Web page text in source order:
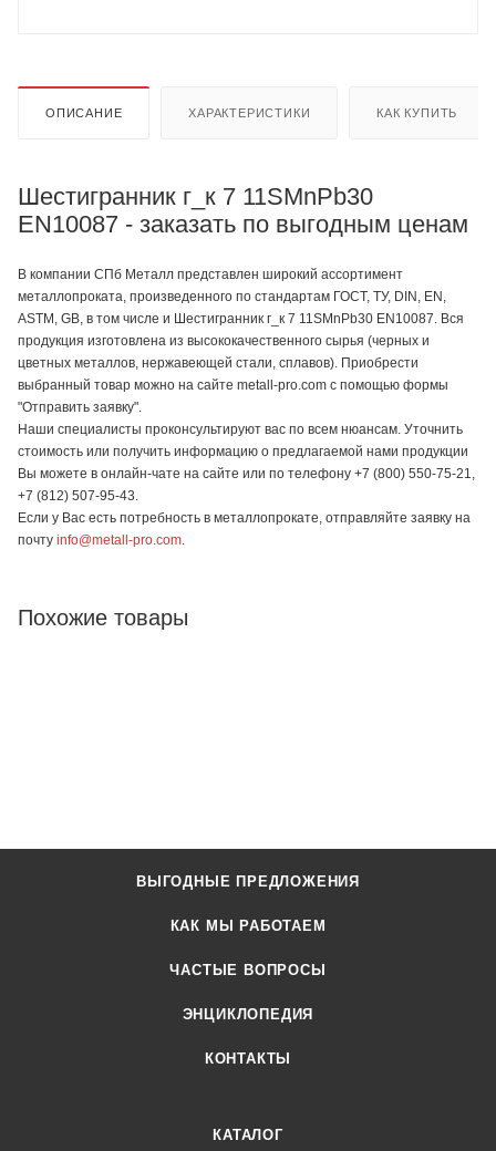
ОПИСАНИЕ ХАРАКТЕРИСТИКИ КАК КУПИТЬ
Шестигранник г_к 7 11SMnPb30
EN10087 - заказать по выгодным ценам
В компании СПб Металл представлен широкий ассортимент
металлопроката, произведенного по стандартам ГОСТ, ТУ, DIN, EN,
ASTM, GB, в том числе и Шестигранник г_к 7 11SMnPb30 EN10087. Вся
продукция изготовлена из высококачественного сырья (черных и
цветных металлов, нержавеющей стали, сплавов). Приобрести
выбранный товар можно на сайте metall-pro.com с помощью формы
"Отправить заявку".
Наши специалисты проконсультируют вас по всем нюансам. Уточнить
стоимость или получить информацию о предлагаемой нами продукции
Вы можете в онлайн-чате на сайте или по телефону +7 (800) 550-75-21,
+7 (812) 507-95-43.
Если у Вас есть потребность в металлопрокате, отправляйте заявку на
почту info@metall-pro.com
Похожие товары
ВЫГОДНЫЕ ПРЕДЛОЖЕНИЯ
КАК МЫ РАБОТАЕМ
ЧАСТЫЕ ВОПРОСЫ
ЭНЦИКЛОПЕДИЯ
КОНТАКТЫ
КАТАЛОГ